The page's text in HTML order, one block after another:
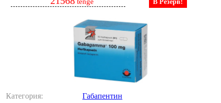
В Резерв!
Категория:
Габапентин